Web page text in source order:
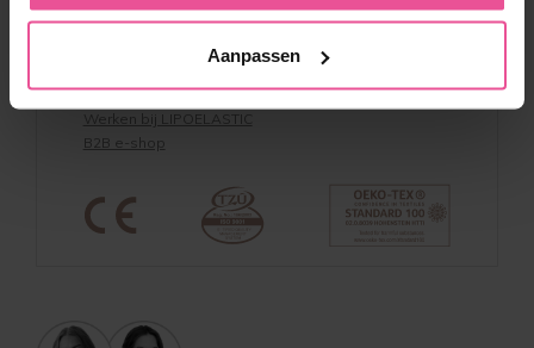
Aanpassen
Over ons & Contact
Referentie
Werken bij LIPOELASTIC
B2B e-shop